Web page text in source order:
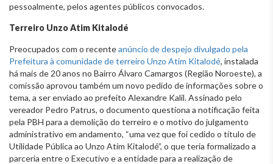
pessoalmente, pelos agentes públicos convocados.
Terreiro Unzo Atim Kitalodé
Preocupados com o recenteanúncio de despejo divulgado pela
Prefeitura à comunidade de terreiro Unzo Atim Kitalodé, instalada
há mais de 20 anos no Bairro Álvaro Camargos (Região Noroeste), a
comissão aprovou também um novo pedido de informações sobre o
tema, a ser enviado ao prefeito Alexandre Kalil. Assinado pelo
vereador Pedro Patrus, o documento questiona a notificação feita
pela PBH para a demolição do terreiro e o motivo do julgamento
administrativo em andamento, “uma vez que foi cedido o título de
Utilidade Pública ao Unzo Atim Kitalodé”, o que teria formalizado a
parceria entre o Executivo e a entidade para a realização de